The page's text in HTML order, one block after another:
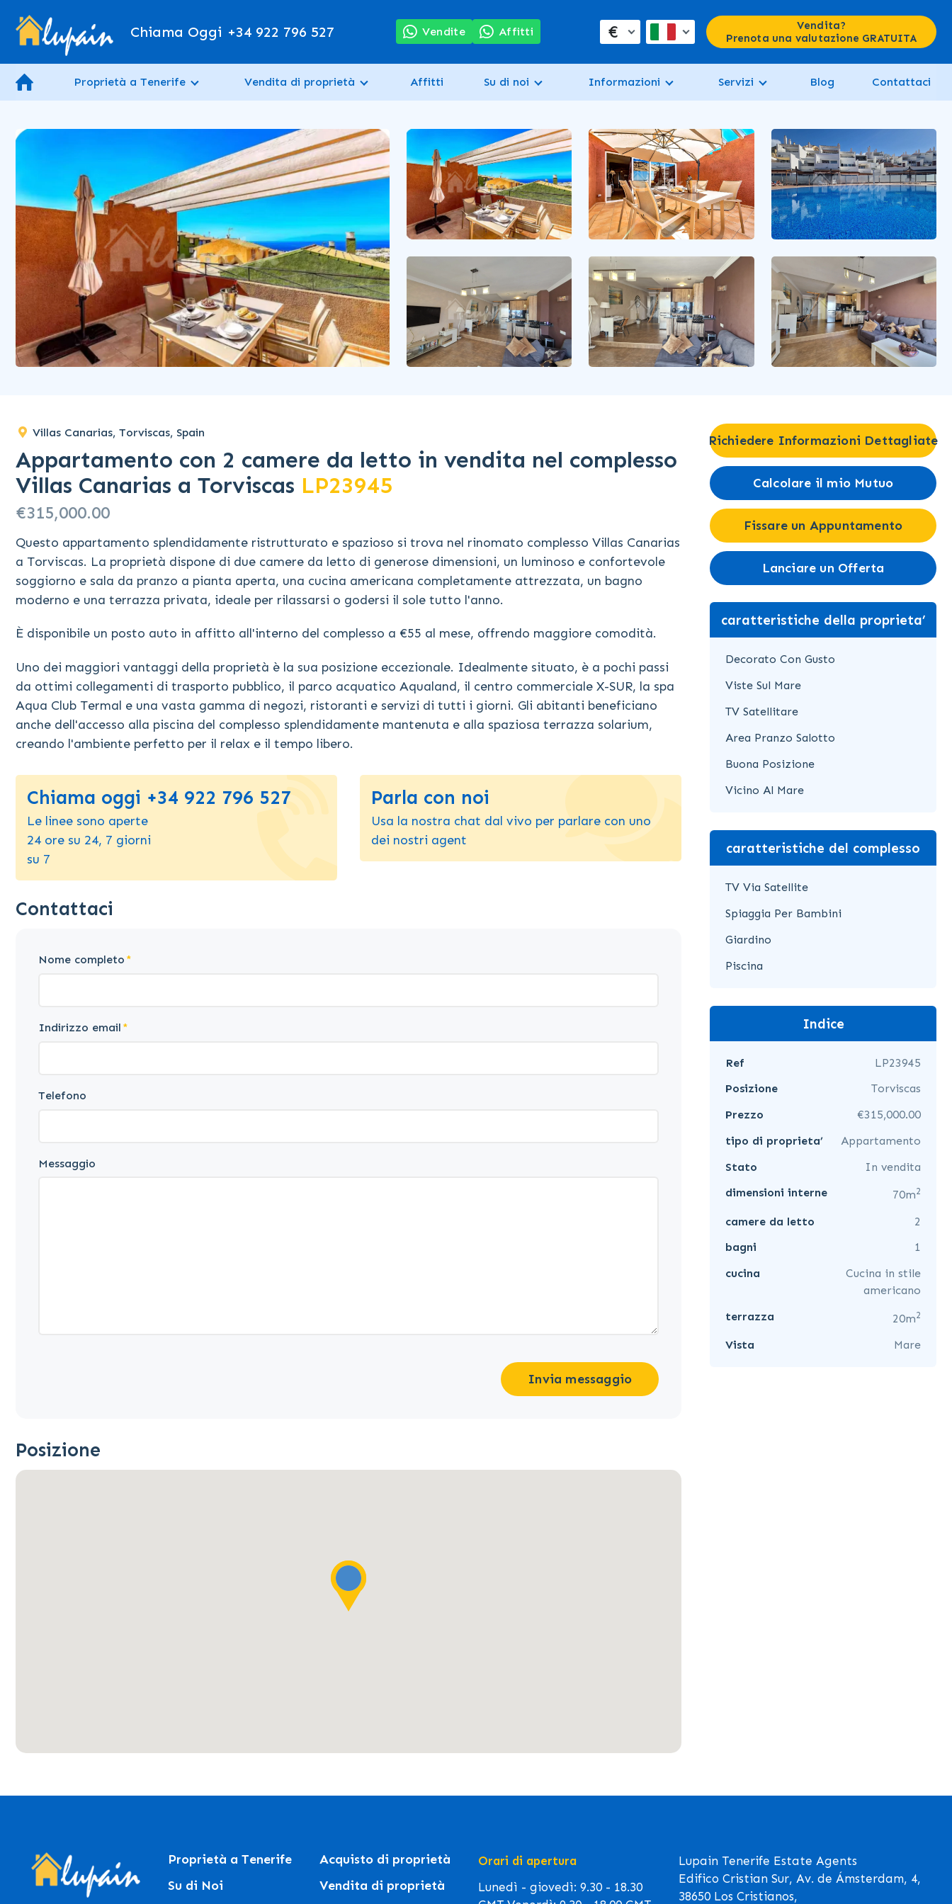
Chiama Oggi +34 922 796 527 Vendite Affitti €
Vendita?
Prenota una valutazione GRATUITA
Proprietà a Tenerife Vendita di proprietà Affitti Su di noi Informazioni Servizi Blog Contattaci
Villas Canarias, Torviscas, Spain
Appartamento con 2 camere da letto in vendita nel complesso
Villas Canarias a Torviscas LP23945
€315,000.00
Questo appartamento splendidamente ristrutturato e spazioso si trova nel rinomato complesso Villas Canarias
a Torviscas. La proprietà dispone di due camere da letto di generose dimensioni, un luminoso e confortevole
soggiorno e sala da pranzo a pianta aperta, una cucina americana completamente attrezzata, un bagno
moderno e una terrazza privata, ideale per rilassarsi o godersi il sole tutto l'anno.
È disponibile un posto auto in affitto all'interno del complesso a €55 al mese, offrendo maggiore comodità.
Uno dei maggiori vantaggi della proprietà è la sua posizione eccezionale. Idealmente situato, è a pochi passi
da ottimi collegamenti di trasporto pubblico, il parco acquatico Aqualand, il centro commerciale X-SUR, la spa
Aqua Club Termal e una vasta gamma di negozi, ristoranti e servizi di tutti i giorni. Gli abitanti beneficiano
anche dell'accesso alla piscina del complesso splendidamente mantenuta e alla spaziosa terrazza solarium,
creando l'ambiente perfetto per il relax e il tempo libero.
Chiama oggi +34 922 796 527
Le linee sono aperte
24 ore su 24, 7 giorni
su 7
Parla con noi
Usa la nostra chat dal vivo per parlare con uno
dei nostri agent
Contattaci
Nome completo
Indirizzo email
Telefono
Messaggio
Invia messaggio
Posizione
Richiedere Informazioni Dettagliate
Calcolare il mio Mutuo
Fissare un Appuntamento
Lanciare un Offerta
caratteristiche della proprieta’
Decorato Con Gusto
Viste Sul Mare
TV Satellitare
Area Pranzo Salotto
Buona Posizione
Vicino Al Mare
caratteristiche del complesso
TV Via Satellite
Spiaggia Per Bambini
Giardino
Piscina
Indice
Ref
LP23945
Posizione
Torviscas
Prezzo
€315,000.00
tipo di proprieta’
Appartamento
Stato
In vendita
dimensioni interne
70m2
camere da letto
2
bagni
1
cucina
Cucina in stile
americano
terrazza
20m2
Vista Mare
Proprietà a Tenerife
Su di Noi
Acquisto di proprietà
Vendita di proprietà
Orari di apertura
Lunedì - giovedì: 9.30 - 18.30
Lupain Tenerife Estate Agents
Edifico Cristian Sur, Av. de Ámsterdam, 4,
38650 Los Cristianos,